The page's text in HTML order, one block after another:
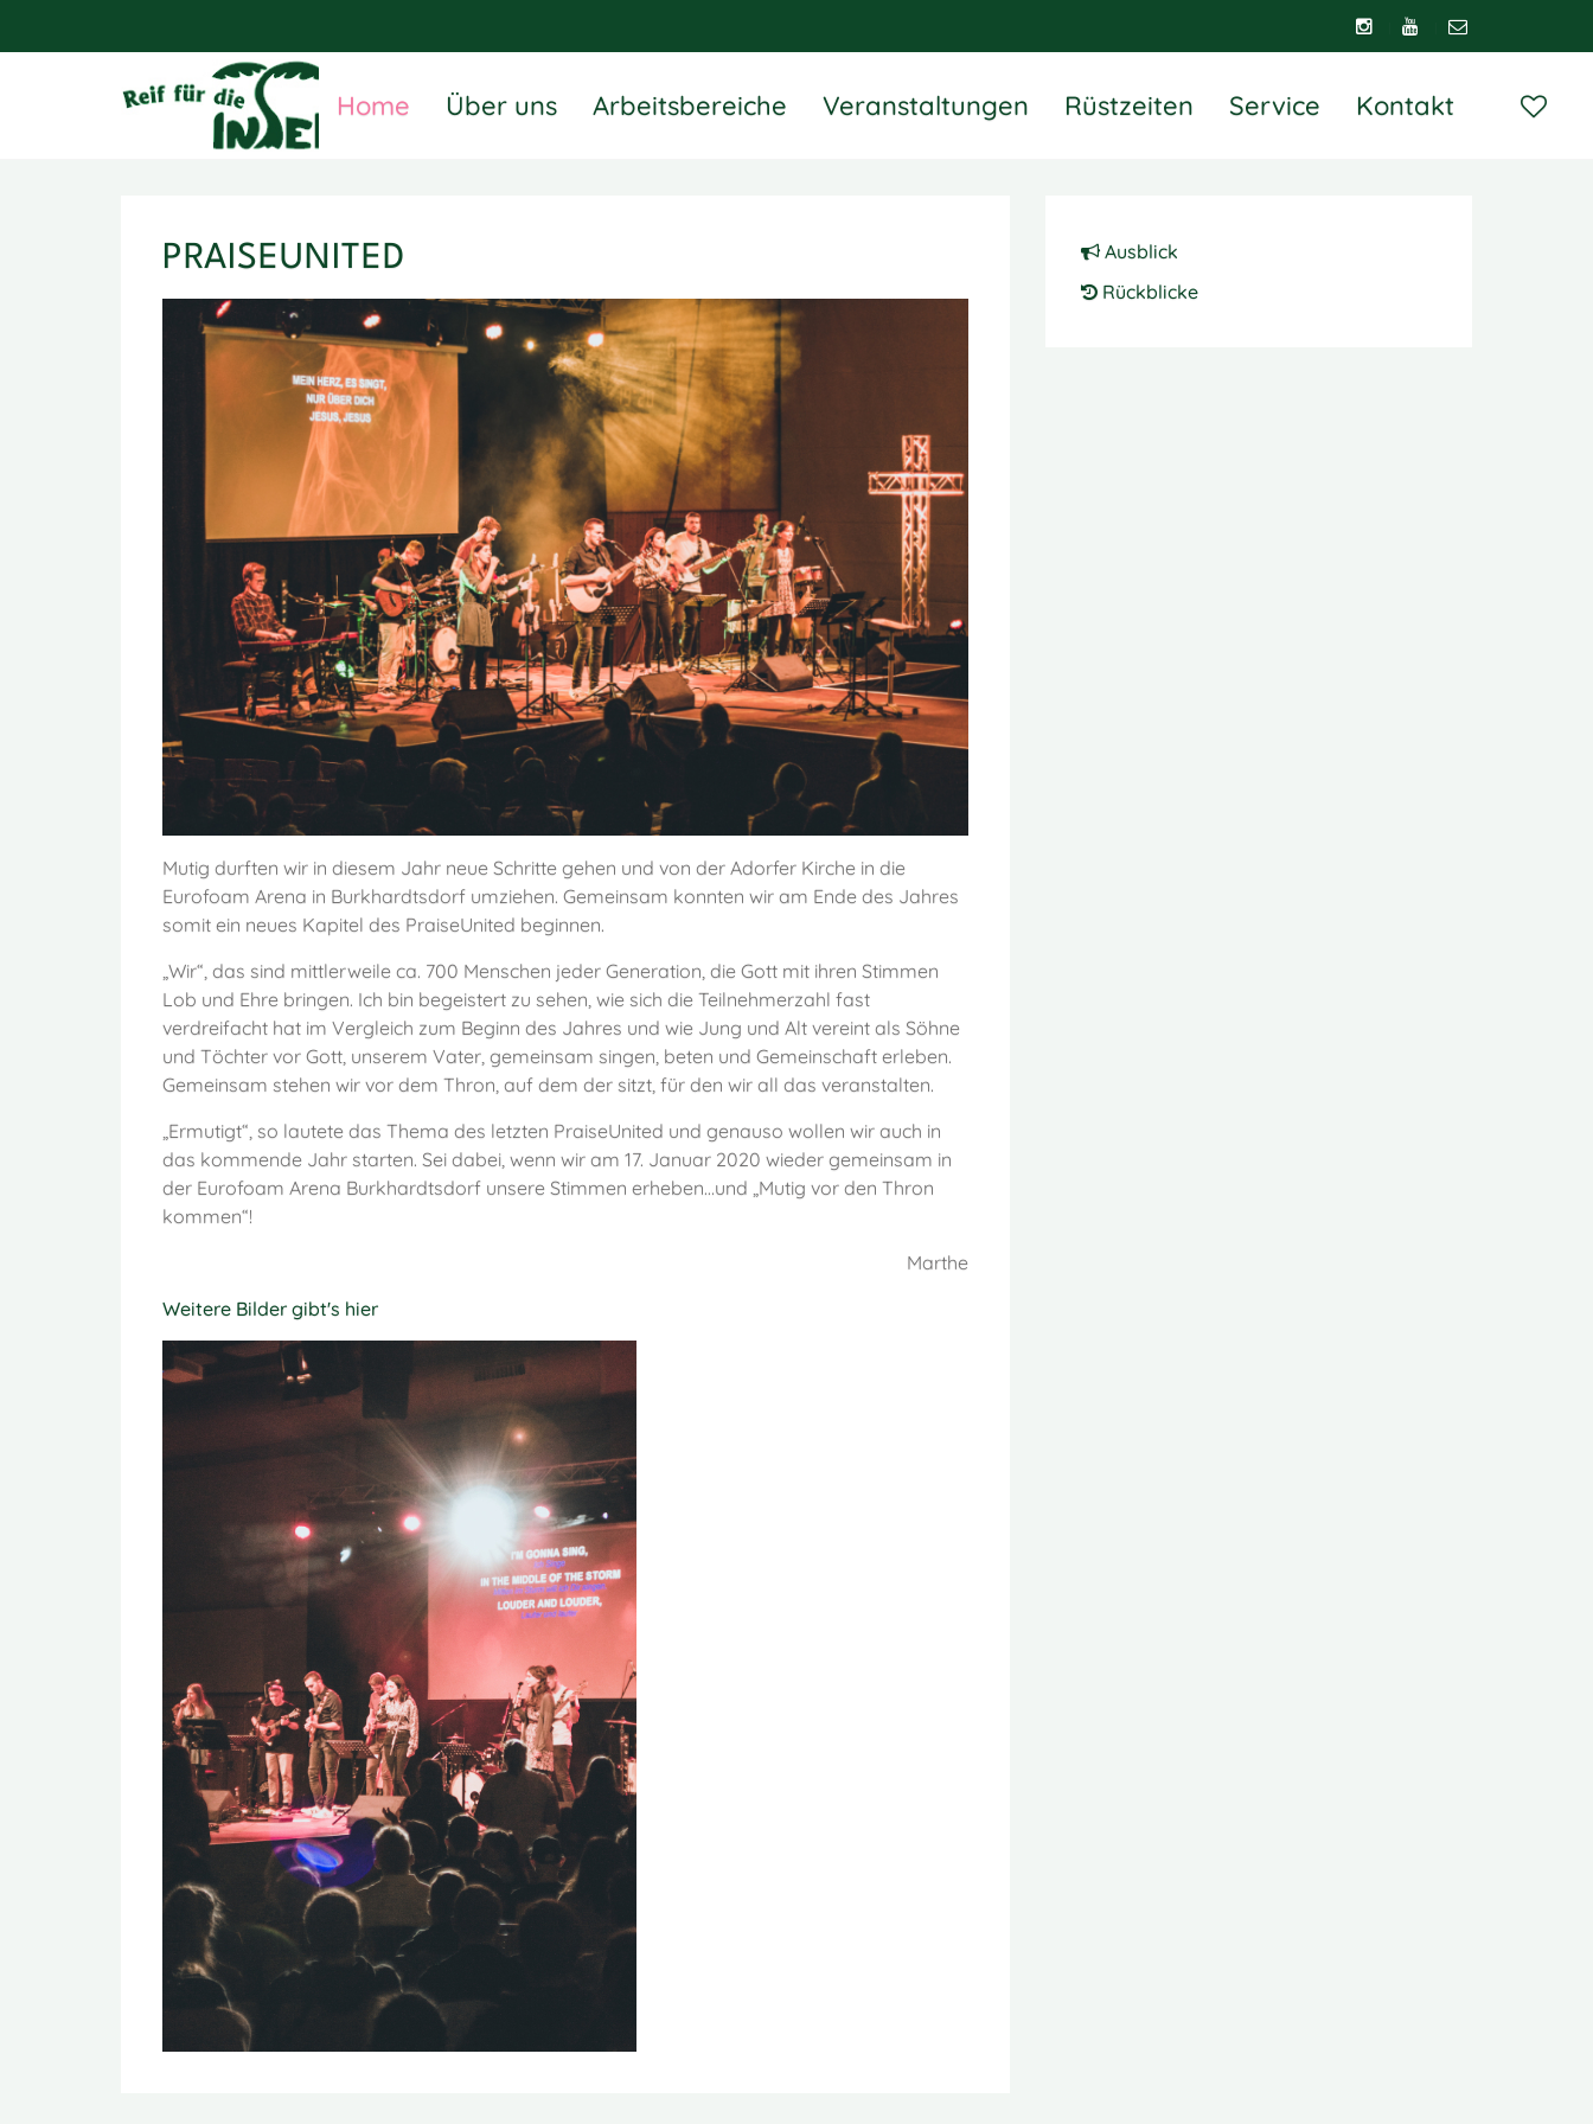
Home Über uns Arbeitsbereiche Veranstaltungen Rüstzeiten Service Kontakt
PRAISEUNITED
Mutig durften wir in diesem Jahr neue Schritte gehen und von der Adorfer Kirche in die
Eurofoam Arena in Burkhardtsdorf umziehen. Gemeinsam konnten wir am Ende des Jahres
somit ein neues Kapitel des PraiseUnited beginnen.
„Wir“, das sind mittlerweile ca. 700 Menschen jeder Generation, die Gott mit ihren Stimmen
Lob und Ehre bringen. Ich bin begeistert zu sehen, wie sich die Teilnehmerzahl fast
verdreifacht hat im Vergleich zum Beginn des Jahres und wie Jung und Alt vereint als Söhne
und Töchter vor Gott, unserem Vater, gemeinsam singen, beten und Gemeinschaft erleben.
Gemeinsam stehen wir vor dem Thron, auf dem der sitzt, für den wir all das veranstalten.
„Ermutigt“, so lautete das Thema des letzten PraiseUnited und genauso wollen wir auch in
das kommende Jahr starten. Sei dabei, wenn wir am 17. Januar 2020 wieder gemeinsam in
der Eurofoam Arena Burkhardtsdorf unsere Stimmen erheben…und „Mutig vor den Thron
kommen“!
Marthe
Weitere Bilder gibt's hier
Ausblick
Rückblicke